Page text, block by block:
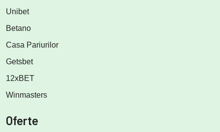
Unibet
Betano
Casa Pariurilor
Getsbet
12xBET
Winmasters
Oferte